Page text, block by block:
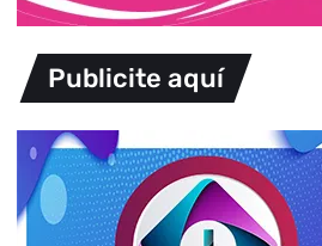
Publicite aquí